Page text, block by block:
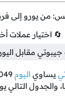
من يورو إلى
🔄 اختيار عملات
مقابل
يساوي اليوم
والجدول